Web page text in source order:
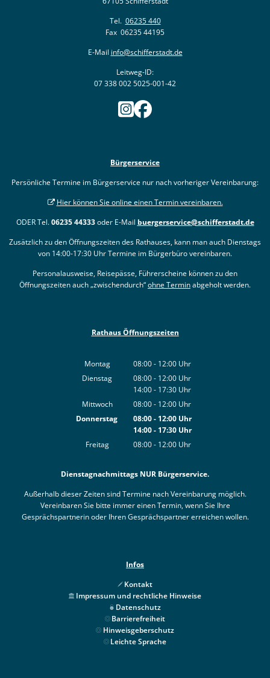
Tel. 06235 440
Fax 06235 44195
E-Mail info@schifferstadt.de
Leitweg-ID:
07 338 002 5025-001-42
Bürgerservice
Persönliche Termine im Bürgerservice nur nach vorheriger Vereinbarung:
Hier können Sie online einen Termin vereinbaren.
ODER Tel.06235 44333oder E-Mail buergerservice@schifferstadt.de
Zusätzlich zu den Öffnungszeiten des Rathauses, kann man auch Dienstags
von 14:00-17:30 Uhr Termine im Bürgerbüro vereinbaren.
Personalausweise, Reisepässe, Führerscheine können zu den
Öffnungszeiten auch „zwischendurch“ohne Terminabgeholt werden.
Rathaus Öffnungszeiten
Montag 08:00- 12:00 Uhr
Von 08:00 bis 12:00 Uhr
Dienstag 08:00- 12:00 Uhr
Von 08:00 bis 12:00 Uhr
14:00- 17:30 Uhr
Von 14:00 bis 17:30 Uhr
Mittwoch 08:00- 12:00 Uhr
Von 08:00 bis 12:00 Uhr
Donnerstag 08:00- 12:00Uhr
Von 08:00 bis 12:00 Uhr
14:00- 17:30Uhr
Von 14:00 bis 17:30 Uhr
Freitag 08:00- 12:00 Uhr
Dienstagnachmittags NUR Bürgerservice.
Außerhalb dieser Zeiten sind Termine nach Vereinbarung möglich.
Vereinbaren Sie bitte immer einen Termin, wenn Sie Ihre
Gesprächspartnerin oder Ihren Gesprächspartner erreichen wollen.
Infos
Kontakt
Impressum und rechtliche Hinweise
Datenschutz
Barrierefreiheit
Hinweisgeberschutz
Leichte Sprache